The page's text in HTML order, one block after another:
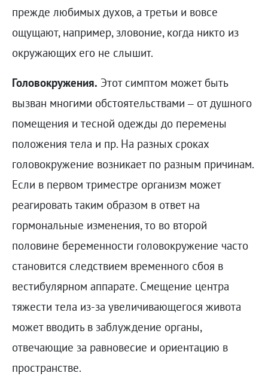
прежде любимых духов, а третьи и вовсе
ощущают, например, зловоние, когда никто из
окружающих его не слышит.
Головокружения. Этот симптом может быть
вызван многими обстоятельствами – от душного
помещения и тесной одежды до перемены
положения тела и пр. На разных сроках
головокружение возникает по разным причинам.
Если в первом триместре организм может
реагировать таким образом в ответ на
гормональные изменения, то во второй
половине беременности головокружение часто
становится следствием временного сбоя в
вестибулярном аппарате. Смещение центра
тяжести тела из-за увеличивающегося живота
может вводить в заблуждение органы,
отвечающие за равновесие и ориентацию в
пространстве.